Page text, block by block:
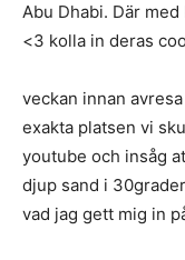
Abu Dhabi. Där med
<3 kolla in deras
veckan innan
exakta platsen vi
youtube och insåg
djup sand i
vad jag gett mig in